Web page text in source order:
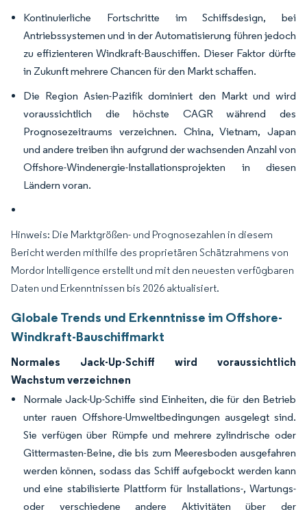
Kontinuierliche Fortschritte im Schiffsdesign, bei
Antriebssystemen und in der Automatisierung führen jedoch
zu effizienteren Windkraft-Bauschiffen. Dieser Faktor dürfte
in Zukunft mehrere Chancen für den Markt schaffen.
Die Region Asien-Pazifik dominiert den Markt und wird
voraussichtlich die höchste CAGR während des
Prognosezeitraums verzeichnen. China, Vietnam, Japan
und andere treiben ihn aufgrund der wachsenden Anzahl von
Offshore-Windenergie-Installationsprojekten in diesen
Ländern voran.
Hinweis: Die Marktgrößen- und Prognosezahlen in diesem
Bericht werden mithilfe des proprietären Schätzrahmens von
Mordor Intelligence erstellt und mit den neuesten verfügbaren
Daten und Erkenntnissen bis 2026 aktualisiert.
Globale Trends und Erkenntnisse im Offshore-
Windkraft-Bauschiffmarkt
Normales Jack-Up-Schiff wird voraussichtlich
Wachstum verzeichnen
Normale Jack-Up-Schiffe sind Einheiten, die für den Betrieb
unter rauen Offshore-Umweltbedingungen ausgelegt sind.
Sie verfügen über Rümpfe und mehrere zylindrische oder
Gittermasten-Beine, die bis zum Meeresboden ausgefahren
werden können, sodass das Schiff aufgebockt werden kann
und eine stabilisierte Plattform für Installations-, Wartungs-
oder verschiedene andere Aktivitäten über der